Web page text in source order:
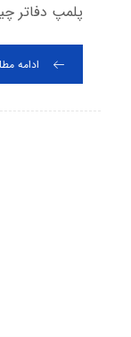
پلمپ دفاتر
ادامه